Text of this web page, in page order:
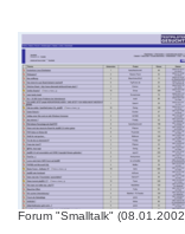
Forum "Smalltalk"